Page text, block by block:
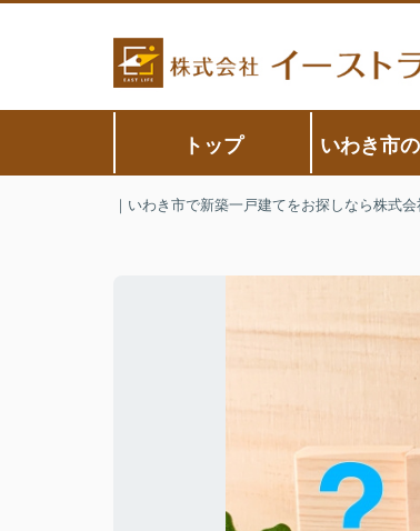
トップ いわき市
｜いわき市で新築一戸建てをお探しなら株式